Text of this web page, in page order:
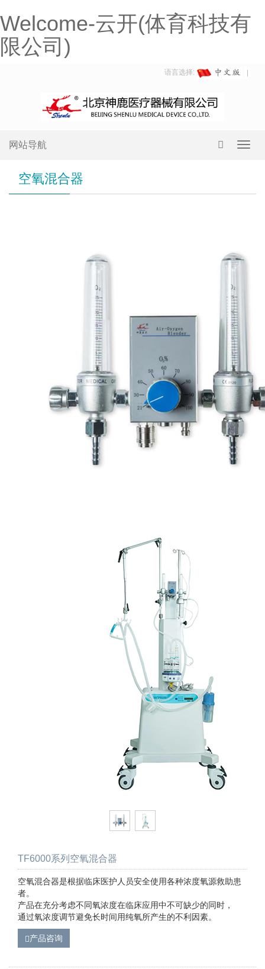
Welcome-云开(体育科技有
限公司)
语言选择:
网站导航
空氧混合器
TF6000系列空氧混合器
空氧混合器是根据临床医护人员安全使用各种浓度氧源救助患
者。
产品在充分考虑不同氧浓度在临床应用中不可缺少的同时，
通过氧浓度调节避免长时间用纯氧所产生的不利因素。
产品咨询